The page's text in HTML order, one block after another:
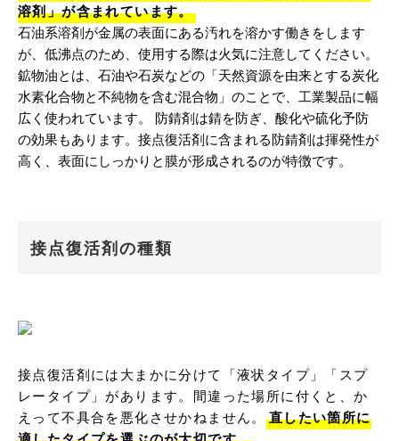
溶剤」が含まれています。
石油系溶剤が金属の表面にある汚れを溶かす働きをします
が、低沸点のため、使用する際は火気に注意してください。
鉱物油とは、石油や石炭などの「天然資源を由来とする炭化
水素化合物と不純物を含む混合物」のことで、工業製品に幅
広く使われています。 防錆剤は錆を防ぎ、酸化や硫化予防
の効果もあります。接点復活剤に含まれる防錆剤は揮発性が
高く、表面にしっかりと膜が形成されるのが特徴です。
接点復活剤の種類
接点復活剤には大まかに分けて「液状タイプ」「スプ
レータイプ」があります。間違った場所に付くと、か
えって不具合を悪化させかねません。
直したい箇所に